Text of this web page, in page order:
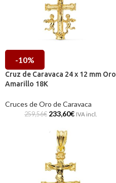
-10%
Cruz de Caravaca 24 x 12 mm Oro
Amarillo 18K
Cruces de Oro de Caravaca
259,56€ 233,60€ IVA incl.